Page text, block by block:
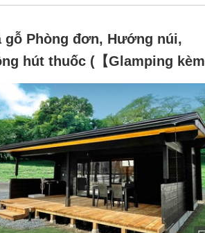
gỗ Phòng đơn, Hướng núi,
hút thuốc (【Glamping kèm
chiếu】Sân thượng vườn ZB)